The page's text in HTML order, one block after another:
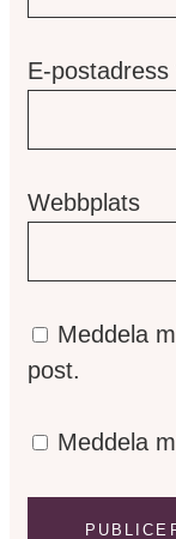
E-postadress
Webbplats
Meddela
post.
Meddela